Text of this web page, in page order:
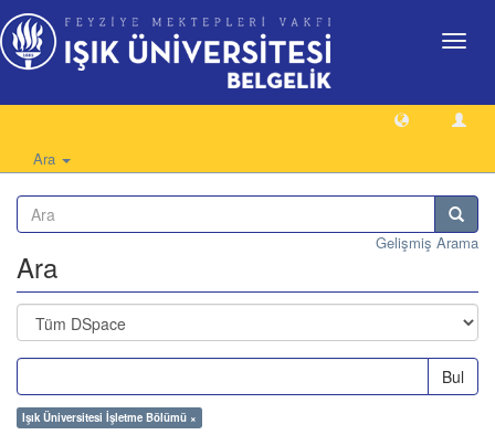
Geçiş
Ara
Gelişmiş Arama
Ara
Bul
Işık Üniversitesi İşletme Bölümü ×